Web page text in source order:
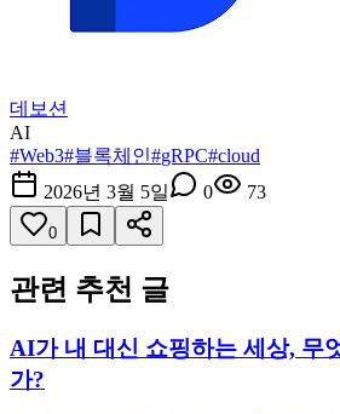
데보션
AI
#Web3#블록체인#gRPC#cloud
2026년 3월 5일
0 73
0
관련 추천 글
AI가 내 대신 쇼핑하는 세상, 무
가?